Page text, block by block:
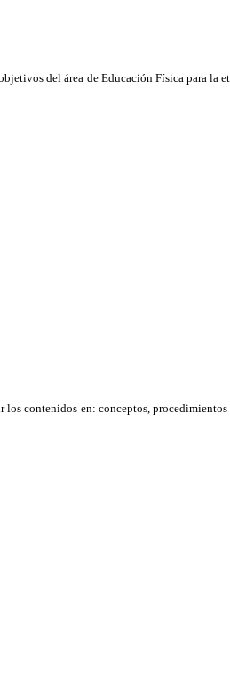
del área de Educación Física para la
los contenidos en: conceptos,